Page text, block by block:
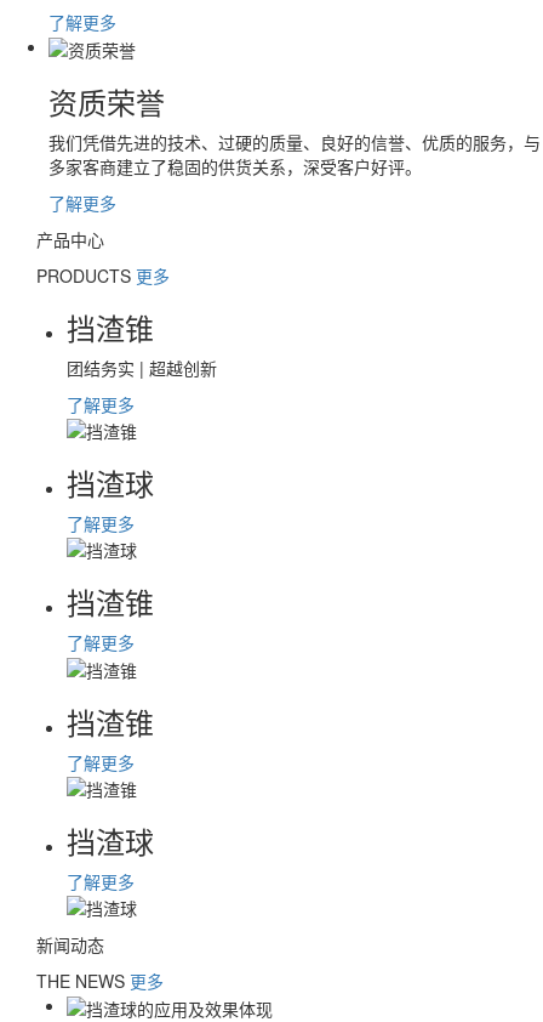
了解更多
资质荣誉
我们凭借先进的技术、过硬的质量、良好的信誉、优质的服务，与
多家客商建立了稳固的供货关系，深受客户好评。
了解更多
产品中心
PRODUCTS 更多
挡渣锥
团结务实 | 超越创新
了解更多
挡渣球
了解更多
挡渣锥
了解更多
挡渣锥
了解更多
挡渣球
了解更多
新闻动态
THE NEWS 更多